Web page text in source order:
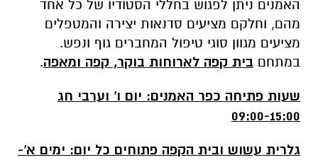
האמנים ניתן לפגוש בחללי הסטודיו של כל אחד
מהם, וחלקם מציעים סדנאות יצירה והמטפלים
מציעים מגוון סוגי טיפול המחברים גוף ונפש.
במתחם בית קפה לארוחות בוקר, קפה ומאפה.
שעות פתיחה כפר האמנים: יום ו' וערבי חג
09:00-15:00
גלרית עשוש ובית הקפה פתוחים כל יום: ימים א'-